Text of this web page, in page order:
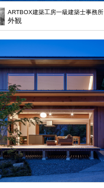
ARTBOX建築工房一級建築士事務所
外観